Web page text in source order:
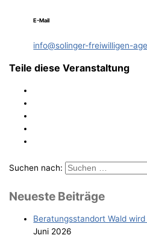
E-Mail
info@solinger-freiwilligen-
Teile diese Veranstaltung
Suchen nach:
Neu­es­te Beiträge
Bera­tungs­stand­ort Wald
Juni 2026